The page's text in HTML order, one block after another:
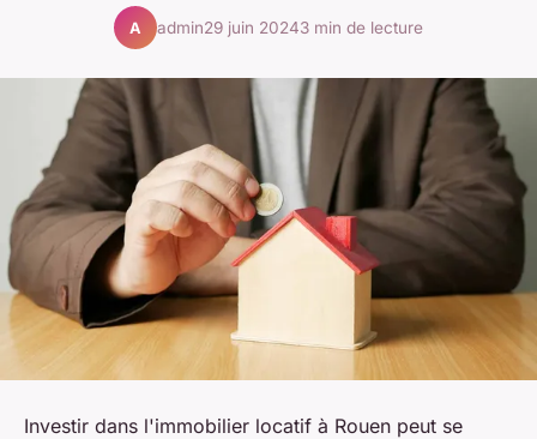
A admin29 juin 20243 min de lecture
Investir dans l'immobilier locatif à Rouen peut se